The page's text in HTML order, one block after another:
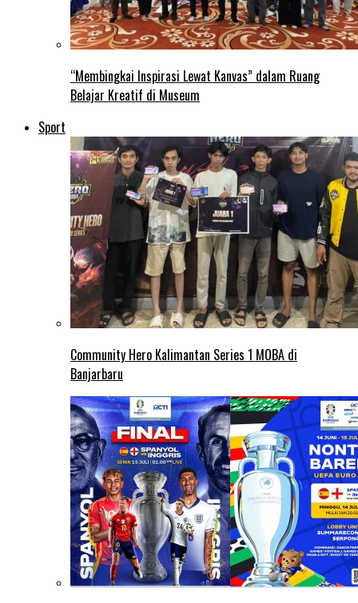
“Membingkai Inspirasi Lewat Kanvas” dalam Ruang
Belajar Kreatif di Museum
Sport
Community Hero Kalimantan Series 1 MOBA di
Banjarbaru